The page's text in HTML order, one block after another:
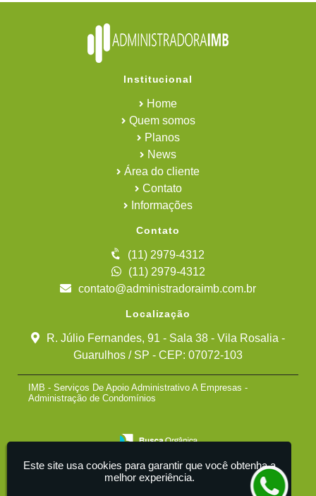
Institucional
Home
Quem somos
Planos
News
Área do cliente
Contato
Informações
Contato
(11) 2979-4312
(11) 2979-4312
contato@administradoraimb.com.br
Localização
R. Júlio Fernandes, 91 - Sala 38 - Vila Rosalia -
Guarulhos / SP - CEP: 07072-103
IMB - Serviços De Apoio Administrativo A Empresas -
Administração de Condomínios
Este site usa cookies para garantir que você obtenha a
melhor experiência.